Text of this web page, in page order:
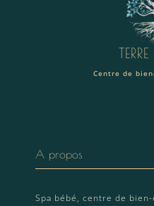
Centre de
A propos
Spa bébé, centre de